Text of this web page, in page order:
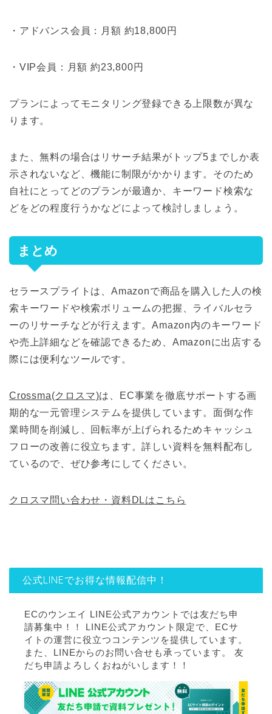
・アドバンス会員：月額 約18,800円
・VIP会員：月額 約23,800円
プランによってモニタリング登録できる上限数が異な
ります。
また、無料の場合はリサーチ結果がトップ5までしか表
示されないなど、機能に制限がかかります。そのため
自社にとってどのプランが最適か、キーワード検索な
どをどの程度行うかなどによって検討しましょう。
まとめ
セラースプライトは、Amazonで商品を購入した人の検
索キーワードや検索ボリュームの把握、ライバルセラ
ーのリサーチなどが行えます。Amazon内のキーワード
や売上詳細などを確認できるため、Amazonに出店する
際には便利なツールです。
Crossma(クロスマ)は、EC事業を徹底サポートする画
期的な一元管理システムを提供しています。面倒な作
業時間を削減し、回転率が上げられるためキャッシュ
フローの改善に役立ちます。詳しい資料を無料配布し
ているので、ぜひ参考にしてください。
クロスマ問い合わせ・資料DLはこちら
公式LINEでお得な情報配信中！
ECのウンエイ LINE公式アカウントでは友だち申
請募集中！！ LINE公式アカウント限定で、ECサ
イトの運営に役立つコンテンツを提供しています。
また、LINEからのお問い合せも承っています。 友
だち申請よろしくおねがいします！！